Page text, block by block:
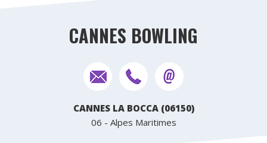
CANNES BOWLING
CANNES LA BOCCA (06150)
06 - Alpes Maritimes